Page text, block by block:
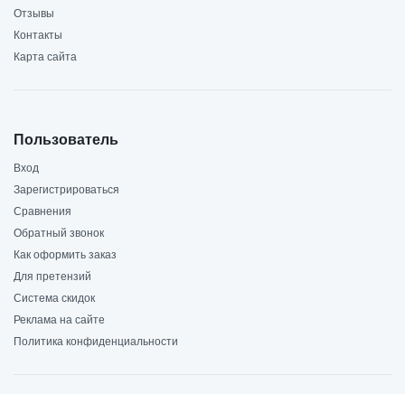
Отзывы
Контакты
Карта сайта
Пользователь
Вход
Зарегистрироваться
Сравнения
Обратный звонок
Как оформить заказ
Для претензий
Система скидок
Реклама на сайте
Политика конфиденциальности